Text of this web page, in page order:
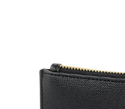
Jassen
Kledingaccessoires